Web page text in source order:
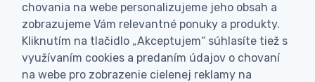
Vyrobíme Vám vlastný originálny darček
Skúsenosť
Široký sortiment, z ktorého Vám pomôžeme vybrať
chovania na webe personalizujeme jeho obsah a
zobrazujeme Vám relevantné ponuky a produkty.
Kliknutím na tlačidlo „Akceptujem“ súhlasíte tiež s
využívaním cookies a predaním údajov o chovaní
na webe pro zobrazenie cielenej reklamy na